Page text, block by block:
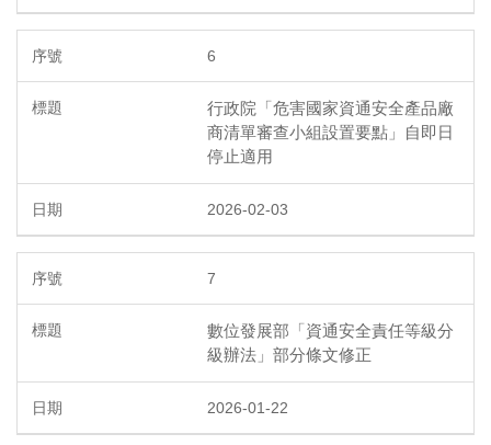
6
行政院「危害國家資通安全產品廠
商清單審查小組設置要點」自即日
停止適用
2026-02-03
7
數位發展部「資通安全責任等級分
級辦法」部分條文修正
2026-01-22